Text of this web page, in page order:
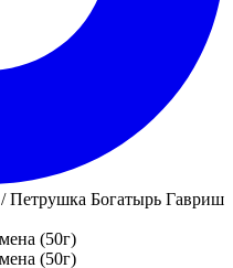
/ Петрушка Богатырь Гавриш